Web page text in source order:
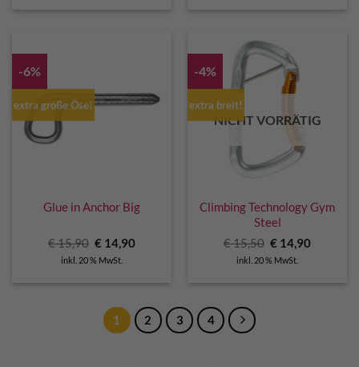
-6%
extra große Öse!
Glue in Anchor Big
€15,90 Ursprünglicher
Preis
war:
€ 14,90Aktueller
inkl. 20 % MwSt.
-4%
extra breit!
NICHT VORRÄTIG
Climbing Technology Gym
Steel
€15,50 Ursprünglicher
Preis
war:
€ 14,90
inkl. 20 % MwSt.
1 2 3 4